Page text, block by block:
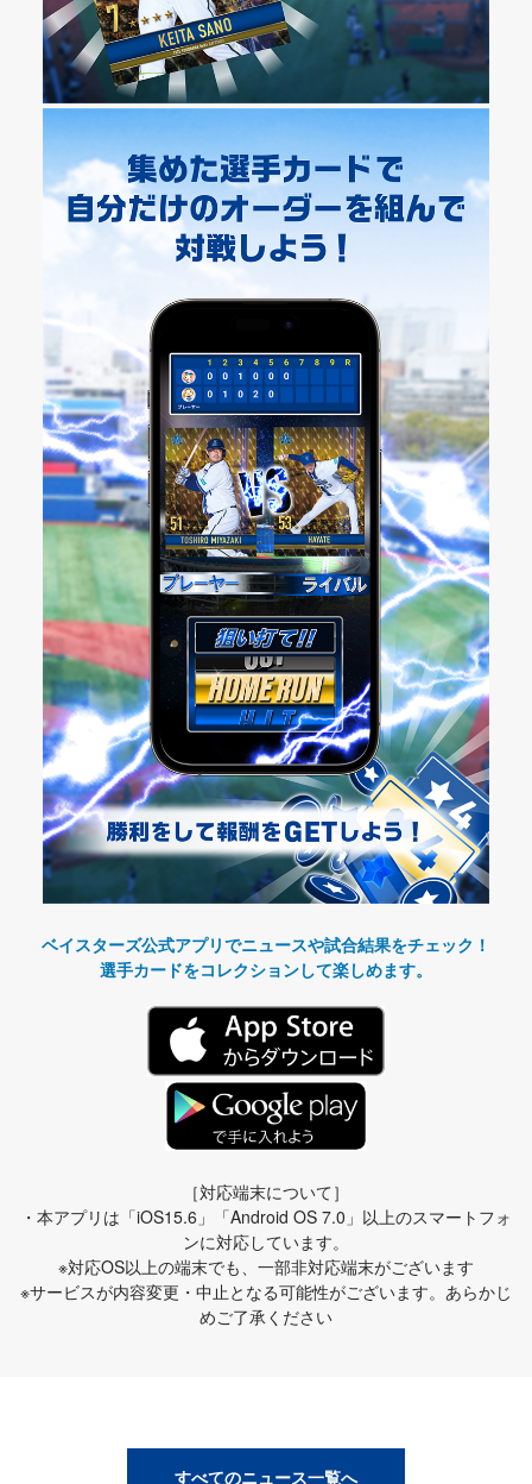
ベイスターズ公式アプリでニュースや試合結果をチェック！
選手カードをコレクションして楽しめます。
［対応端末について］
・本アプリは「iOS15.6」「Android OS 7.0」以上のスマートフォ
ンに対応しています。
※対応OS以上の端末でも、一部非対応端末がございます
※サービスが内容変更・中止となる可能性がございます。あらかじ
めご了承ください
すべてのニュース一覧へ